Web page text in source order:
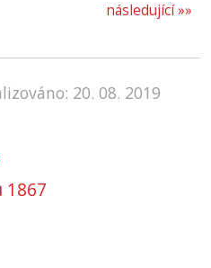
následující »»
20. 08. 2019
1867